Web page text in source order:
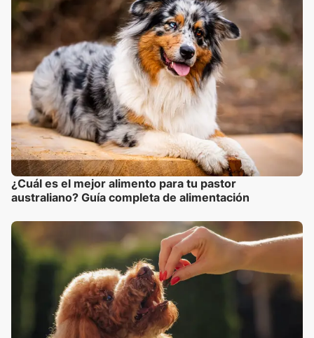
¿Cuál es el mejor alimento para tu pastor
australiano? Guía completa de alimentación